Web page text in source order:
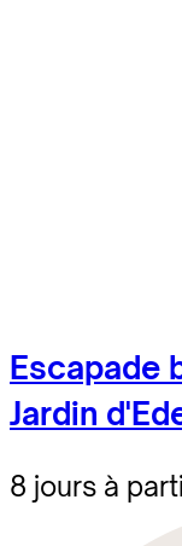
Escapade
Jardin
8 jours à